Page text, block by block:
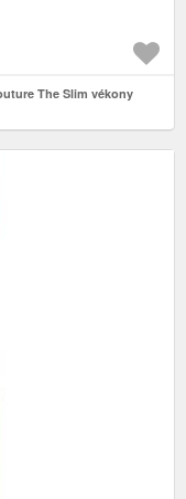
The Slim vékony